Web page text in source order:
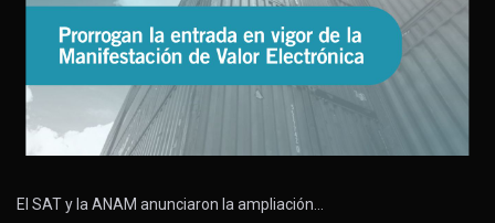
El SAT y la ANAM anunciaron la ampliación…